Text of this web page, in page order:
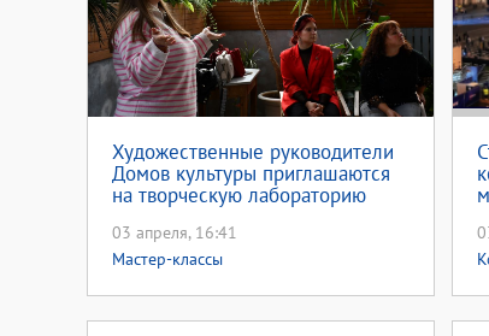
Художественные руководители
Домов культуры приглашаются
на творческую лабораторию
03 апреля, 16:41
Мастер-классы